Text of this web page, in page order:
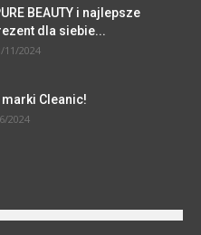
BEAUTY i najlepsze
dla siebie...
11/2024
Cleanic!
2024